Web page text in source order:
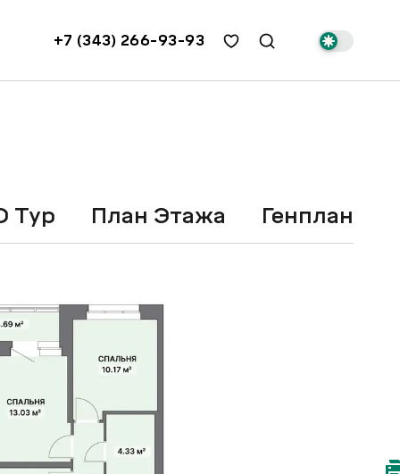
+7 (343) 266-93-93
Тур План Этажа Генплан